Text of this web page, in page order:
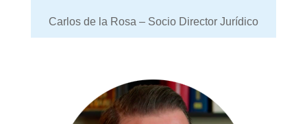
Carlos de la Rosa – Socio Director Jurídico